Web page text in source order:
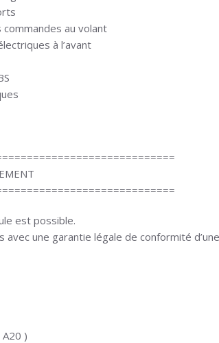
commandes au volant
à l’avant
est possible.
une garantie légale de conformité
)